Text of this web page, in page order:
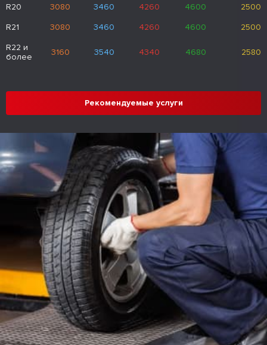
R20
3080 3460 4260 4600
2500
R21
3080 3460 4260 4600
2500
R22 и
более
3160 3540 4340 4680 2580
Рекомендуемые услуги